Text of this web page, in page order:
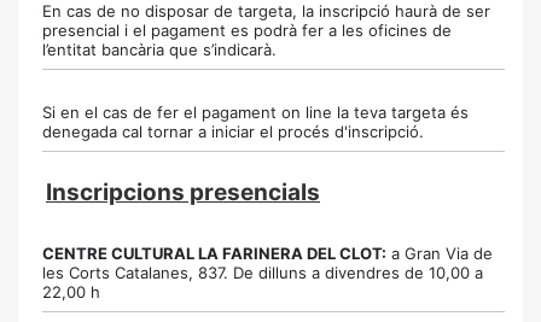
En cas de no disposar de targeta, la inscripció haurà de ser
presencial i el pagament es podrà fer a les oficines de
l’entitat bancària que s’indicarà.
Si en el cas de fer el pagament on line la teva targeta és
denegada cal tornar a iniciar el procés d'inscripció.
Inscripcions presencials
CENTRE CULTURAL LA FARINERA DEL CLOT: a Gran Via de
les Corts Catalanes, 837. De dilluns a divendres de 10,00 a
22,00 h